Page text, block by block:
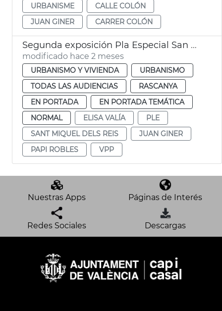
URBANISME
CALLE COLÓN
JUAN GINER
CARRER COLÓN
Segunda exposición Pla Especial San Miquel de los Reyes València
modificado hace 2 meses
URBANISMO Y VIVIENDA
URBANISMO
TODAS LAS AUDIENCIAS
RASCANYA
EN PORTADA
EN PORTADA TEMÁTICA
NORMAL
ELISA VALÍA
PLE
SANT MIQUEL DELS REIS
JUAN GINER
PAPI ROBLES
VPP
Nuestras Apps Páginas de Interés
Redes Sociales Descargas